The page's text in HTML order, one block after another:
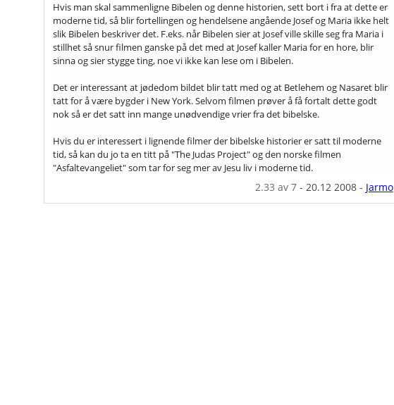
Hvis man skal sammenligne Bibelen og denne historien, sett bort i fra at dette er
moderne tid, så blir fortellingen og hendelsene angående Josef og Maria ikke helt
slik Bibelen beskriver det. F.eks. når Bibelen sier at Josef ville skille seg fra Maria i
stillhet så snur filmen ganske på det med at Josef kaller Maria for en hore, blir
sinna og sier stygge ting, noe vi ikke kan lese om i Bibelen.
Det er interessant at jødedom bildet blir tatt med og at Betlehem og Nasaret blir
tatt for å være bygder i New York. Selvom filmen prøver å få fortalt dette godt
nok så er det satt inn mange unødvendige vrier fra det bibelske.
Hvis du er interessert i lignende filmer der bibelske historier er satt til moderne
tid, så kan du jo ta en titt på "The Judas Project" og den norske filmen
"Asfaltevangeliet" som tar for seg mer av Jesu liv i moderne tid.
2.33 av 7- 20.12 2008- Jarmo